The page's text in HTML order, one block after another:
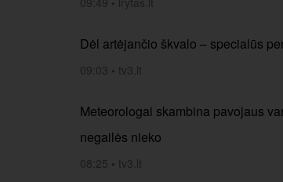
Dėl artėjančio škvalo – specialūs
09:03 • tv3.lt
Meteorologai skambina pavojaus
negailės nieko
08:25 • tv3.lt